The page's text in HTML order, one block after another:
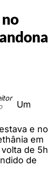
Um
e no
em
de 5h
de